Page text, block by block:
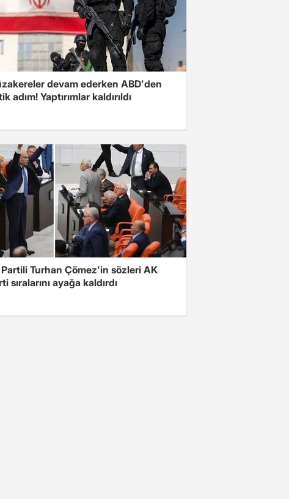
devam ederken ABD'den
adım! Yaptırımlar kaldırıldı
Partili Turhan Çömez'in sözleri AK
sıralarını ayağa kaldırdı